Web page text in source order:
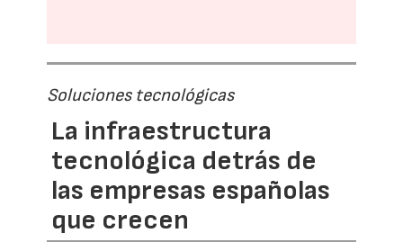
Soluciones tecnológicas
La infraestructura
tecnológica detrás de
las empresas españolas
que crecen